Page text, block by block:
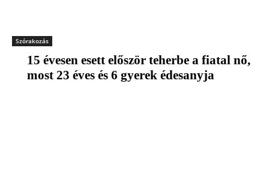
Szórakozás
15 évesen esett először teherbe a fiatal nő,
most 23 éves és 6 gyerek édesanyja